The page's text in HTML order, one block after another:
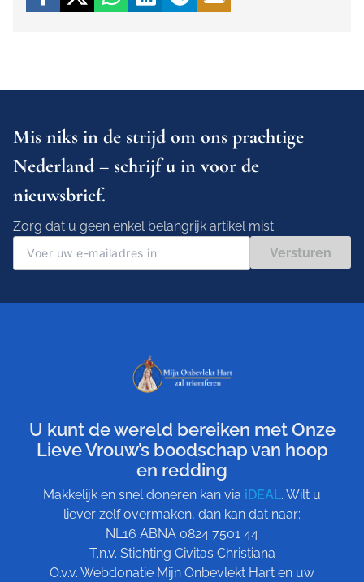
Mis niks in de strijd om ons prachtige
Nederland – schrijf u in voor de
nieuwsbrief.
Zorg dat u geen enkel belangrijk artikel mist.
Versturen
U kunt de wereld bereiken met Onze
Lieve Vrouw’s boodschap van hoop
en redding
Makkelijk en snel doneren kan via iDEAL. Wilt u
liever zelf overmaken, dan kan dat naar:
NL16 ABNA 0824 7501 44
T.n.v. Stichting Civitas Christiana
O.v.v. Webdonatie Mijn Onbevlekt Hart en uw